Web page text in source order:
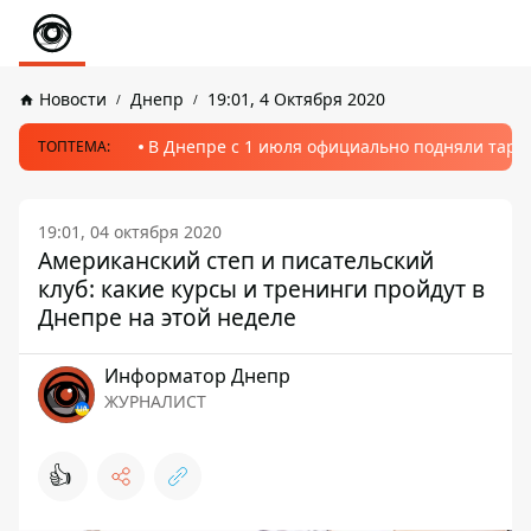
Новости Днепр 19:01, 4 Октября 2020
ТОПТЕМА: В Днепре с 1 июля официально подняли
19:01, 04 октября 2020
Американский степ и писательский
клуб: какие курсы и тренинги пройдут в
Днепре на этой неделе
Информатор Днепр
ЖУРНАЛИСТ
👍